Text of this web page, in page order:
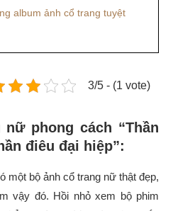
album ảnh cổ trang tuyệt
3/5 - (1 vote)
phong cách “Thần
điêu đại hiệp”:
một bộ ảnh cổ trang nữ thật đẹp,
vậy đó. Hồi nhỏ xem bộ phim